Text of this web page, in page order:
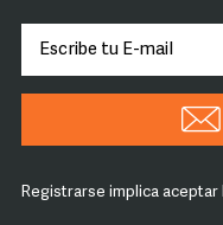
Registrarse implica aceptar